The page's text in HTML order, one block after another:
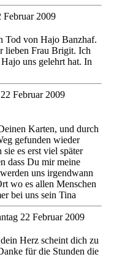
Februar 2009
Tod von Hajo Banzhaf.
lieben Frau Brigit. Ich
uns gelehrt hat. In
Februar 2009
Karten, und durch
gefunden wieder
es erst viel später
dass Du mir meine
uns irgendwann
wo es allen Menschen
bei uns sein Tina
22 Februar 2009
Herz scheint dich zu
für die Stunden die